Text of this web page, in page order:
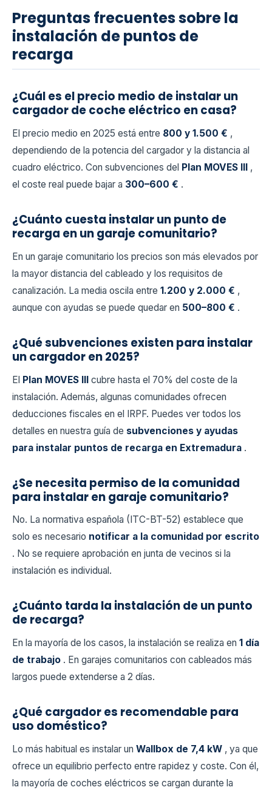
Preguntas frecuentes sobre la
instalación de puntos de
recarga
¿Cuál es el precio medio de instalar un
cargador de coche eléctrico en casa?
El precio medio en 2025 está entre 800 y 1.500 € ,
dependiendo de la potencia del cargador y la distancia al
cuadro eléctrico. Con subvenciones del Plan MOVES III ,
el coste real puede bajar a 300–600 € .
¿Cuánto cuesta instalar un punto de
recarga en un garaje comunitario?
En un garaje comunitario los precios son más elevados por
la mayor distancia del cableado y los requisitos de
canalización. La media oscila entre 1.200 y 2.000 € ,
aunque con ayudas se puede quedar en 500–800 € .
¿Qué subvenciones existen para instalar
un cargador en 2025?
El Plan MOVES III cubre hasta el 70% del coste de la
instalación. Además, algunas comunidades ofrecen
deducciones fiscales en el IRPF. Puedes ver todos los
detalles en nuestra guía de subvenciones y ayudas
para instalar puntos de recarga en Extremadura .
¿Se necesita permiso de la comunidad
para instalar en garaje comunitario?
No. La normativa española (ITC-BT-52) establece que
solo es necesario notificar a la comunidad por escrito
. No se requiere aprobación en junta de vecinos si la
instalación es individual.
¿Cuánto tarda la instalación de un punto
de recarga?
En la mayoría de los casos, la instalación se realiza en 1 día
de trabajo . En garajes comunitarios con cableados más
largos puede extenderse a 2 días.
¿Qué cargador es recomendable para
uso doméstico?
Lo más habitual es instalar un Wallbox de 7,4 kW , ya que
ofrece un equilibrio perfecto entre rapidez y coste. Con él,
la mayoría de coches eléctricos se cargan durante la